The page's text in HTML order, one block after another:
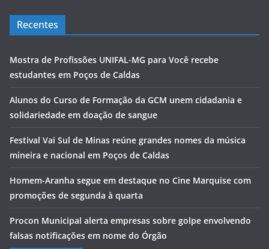
Recentes
Mostra de Profissões UNIFAL-MG para Você recebe
estudantes em Poços de Caldas
Alunos do Curso de Formação da GCM unem cidadania e
solidariedade em doação de sangue
Festival Vai Sul de Minas reúne grandes nomes da música
mineira e nacional em Poços de Caldas
Homem-Aranha segue em destaque no Cine Marquise com
promoções de segunda à quarta
Procon Municipal alerta empresas sobre golpe envolvendo
falsas notificações em nome do Órgão